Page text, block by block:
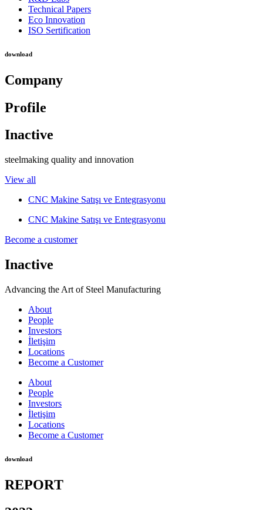
Technical Papers
Eco Innovation
ISO Sertification
download
Company
Profile
Inactive
steelmaking quality and innovation
View all
CNC Makine Satışı ve Entegrasyonu
CNC Makine Satışı ve Entegrasyonu
Become a customer
Inactive
Advancing the Art of Steel Manufacturing
About
People
Investors
İletişim
Locations
Become a Customer
About
People
Investors
İletişim
Locations
Become a Customer
download
REPORТ